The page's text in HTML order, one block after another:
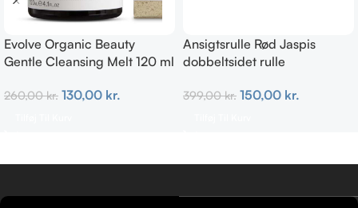
Evolve Organic Beauty
Gentle Cleansing Melt 120 ml
260,00kr. 130,00 kr.
Ansigtsrulle Rød Jaspis
dobbeltsidet rulle
399,00kr. 150,00 kr.